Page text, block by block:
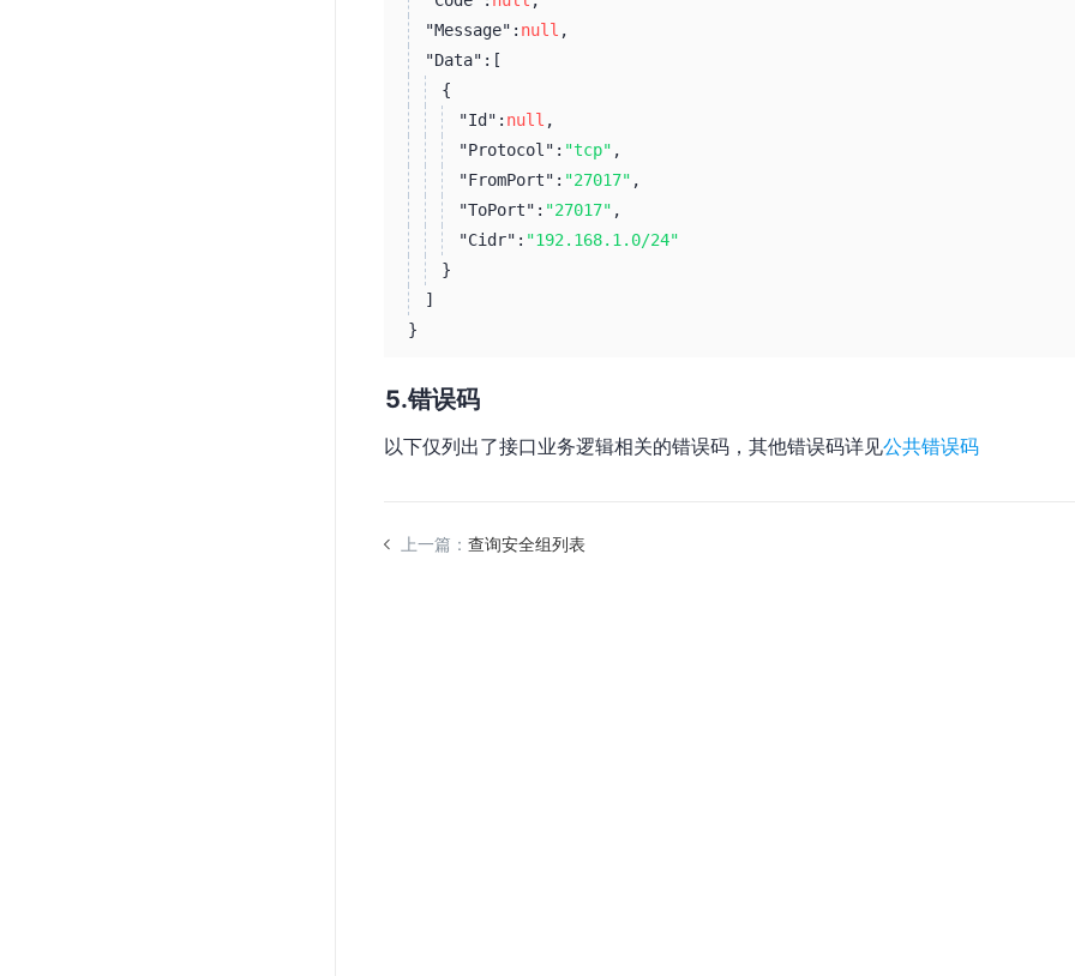
"Message": null ,
"Data": [
{
"Id": null ,
"Protocol": "tcp" ,
"FromPort": "27017" ,
"ToPort": "27017" ,
"Cidr": "192.168.1.0/24"
}
]
}
错误码
以下仅列出了接口业务逻辑相关的错误码，其他错误码详见公共错误码
上一篇： 查询安全组列表